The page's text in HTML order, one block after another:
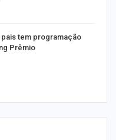
pais tem programação
Prêmio